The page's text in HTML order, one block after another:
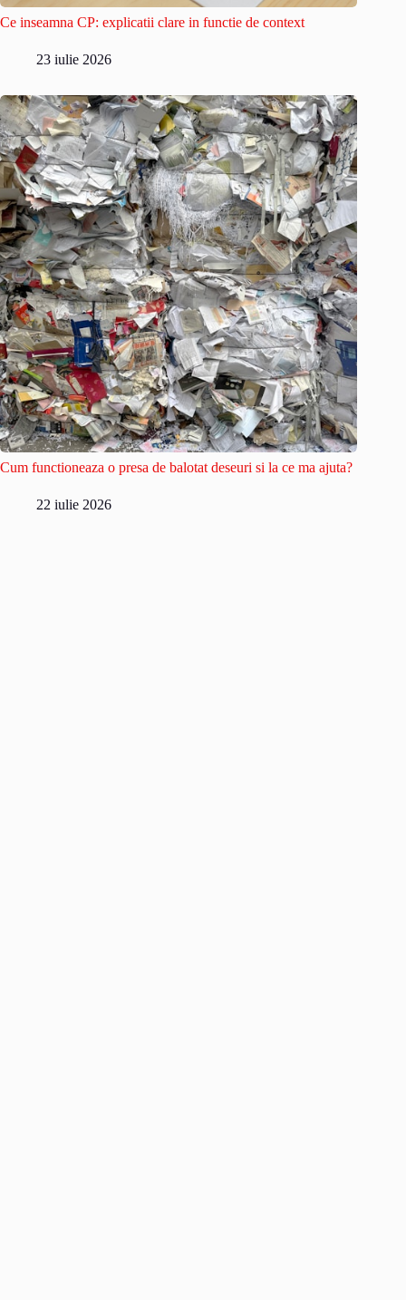
Ce inseamna CP: explicatii clare in functie de context
23 iulie 2026
Cum functioneaza o presa de balotat deseuri si la ce ma ajuta?
22 iulie 2026